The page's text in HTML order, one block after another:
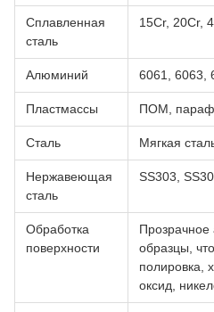
Сплавленная
сталь
15Cr, 20Cr,
Алюминий 6061, 6063,
Пластмассы ПОМ,
Сталь Мягкая
Нержавеющая
сталь
SS303,
Обработка
поверхности
Прозрачное
образцы,
полировка,
оксид,